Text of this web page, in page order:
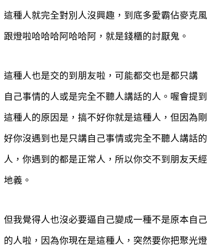
這種人就完全對別人沒興趣，到底多愛霸佔麥克風
跟燈啦哈哈哈阿哈哈阿，就是錢櫃的討厭鬼。
這種人也是交的到朋友啦，可能都交也是都只講
自己事情的人或是完全不聽人講話的人。喔會提到
這種人的原因是，搞不好你就是這種人，但因為剛
好你沒遇到也是只講自己事情或完全不聽人講話的
人，你遇到的都是正常人，所以你交不到朋友天經
地義。
但我覺得人也沒必要逼自己變成一種不是原本自己
的人啦，因為你現在是這種人，突然要你把聚光燈